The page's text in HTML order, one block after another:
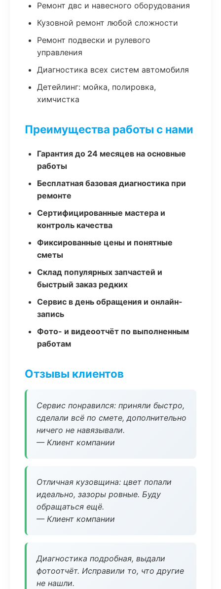
Ремонт двс и навесного оборудования
Кузовной ремонт любой сложности
Ремонт подвески и рулевого
управления
Диагностика всех систем автомобиля
Детейлинг: мойка, полировка,
химчистка
Преимущества работы с нами
Гарантия до 24 месяцев на основные
работы
Бесплатная базовая диагностика при
ремонте
Сертифицированные мастера и
контроль качества
Фиксированные цены и понятные
сметы
Склад популярных запчастей и
быстрый заказ редких
Сервис в день обращения и онлайн-
запись
Фото- и видеоотчёт по выполненным
работам
Отзывы клиентов
Сервис понравился: приняли быстро,
сделали всё по смете, дополнительно
ничего не навязывали.
— Клиент компании
Отличная кузовщина: цвет попали
идеально, зазоры ровные. Буду
обращаться ещё.
— Клиент компании
Диагностика подробная, выдали
фотоотчёт. Исправили то, что другие
не нашли.